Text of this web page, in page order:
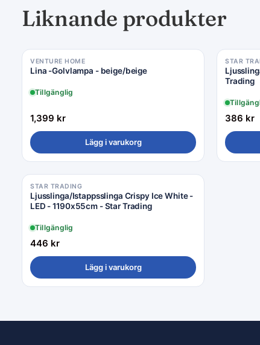
Liknande produkter
VENTURE HOME
Lina -Golvlampa - beige/beige
Tillgänglig
1,399 kr
Lägg i varukorg
STAR
Trading
386 kr
STAR TRADING
Ljusslinga/Istappsslinga Crispy Ice White -
LED - 1190x55cm - Star Trading
Tillgänglig
446 kr
Lägg i varukorg